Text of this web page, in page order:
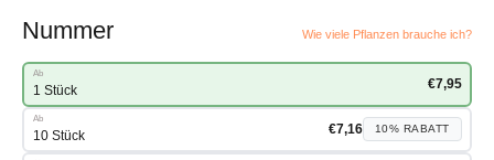
Nummer Wie viele Pflanzen brauche ich?
Ab
1 Stück €7,95
Ab
10 Stück €7,16 10% RABATT